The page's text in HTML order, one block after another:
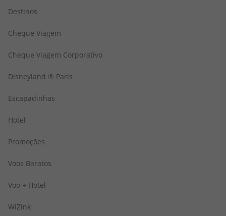
Destinos
Cheque Viagem
Cheque Viagem Corporativo
Disneyland ® Paris
Escapadinhas
Hotel
Promoções
Voos Baratos
Voo + Hotel
WiZink